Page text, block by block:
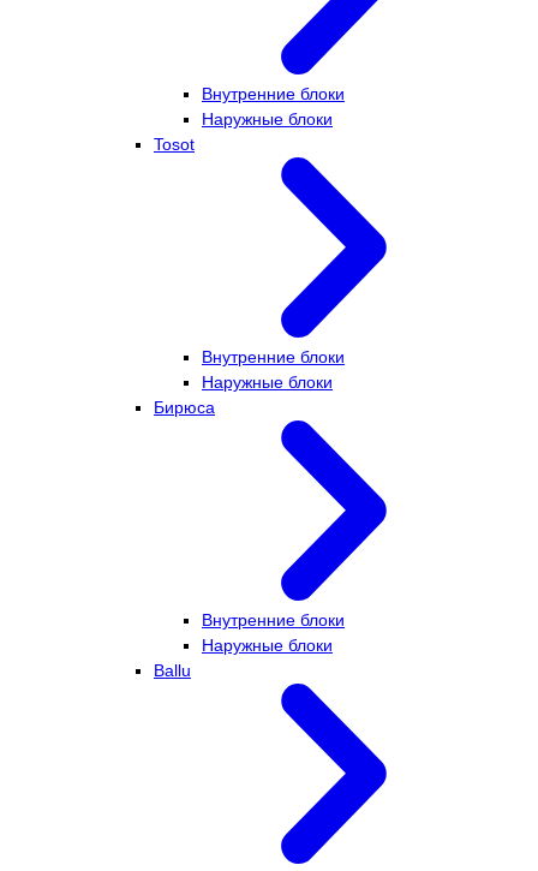
Внутренние блоки
Наружные блоки
Tosot
Внутренние блоки
Наружные блоки
Бирюса
Внутренние блоки
Наружные блоки
Ballu